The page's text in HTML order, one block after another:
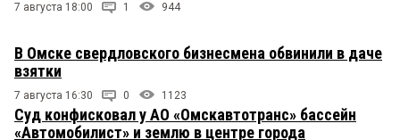
7 августа 18:00 1 944
В Омске свердловского бизнесмена обвинили в даче
взятки
7 августа 16:30 0 1123
Суд конфисковал у АО «Омскавтотранс» бассейн
«Автомобилист» и землю в центре города